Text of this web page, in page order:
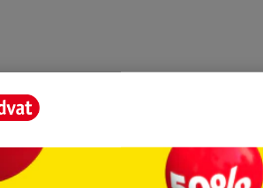
formule die de huid hydrateert en